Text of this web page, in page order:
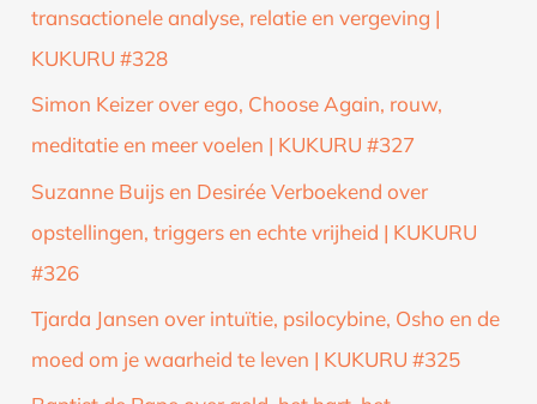
transactionele analyse, relatie en vergeving |
KUKURU #328
Simon Keizer over ego, Choose Again, rouw,
meditatie en meer voelen | KUKURU #327
Suzanne Buijs en Desirée Verboekend over
opstellingen, triggers en echte vrijheid | KUKURU
#326
Tjarda Jansen over intuïtie, psilocybine, Osho en de
moed om je waarheid te leven | KUKURU #325